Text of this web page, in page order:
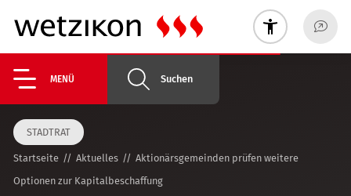
MENÜ Suchen
STADTRAT
Startseite Aktuelles
Aktionärsgemeinden prüfen weitere
Optionen zur Kapitalbeschaffung